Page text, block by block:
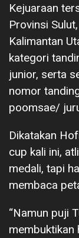
Kejuaraan
Provinsi
Kalimantan
kategori
junior, serta
nomor
poomsae/
Dikatakan
cup kali ini,
medali, tapi
membaca
“Namun puji
membuktikan